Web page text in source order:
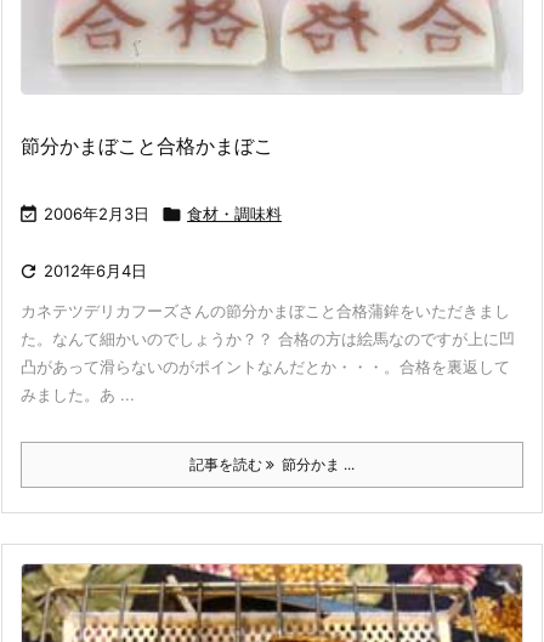
節分かまぼこと合格かまぼこ
 2006年2月3日  食材・調味料
 2012年6月4日
カネテツデリカフーズさんの節分かまぼこと合格蒲鉾をいただきまし
た。なんて細かいのでしょうか？？ 合格の方は絵馬なのですが上に凹
凸があって滑らないのがポイントなんだとか・・・。合格を裏返して
みました。あ ...
記事を読む 節分かま ...